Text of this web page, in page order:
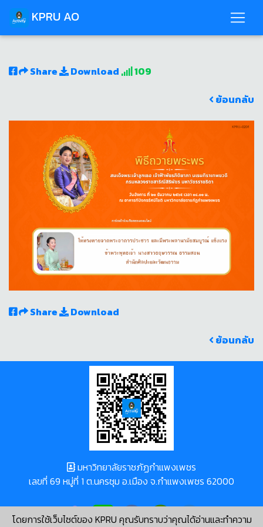
KPRU AO
Share Download
109
ย้อนกลับ
Share
Download
ย้อนกลับ
โดยการใช้เว็บไซต์ของ KPRU คุณรับทราบว่าคุณได้อ่านและทำความ
มหาวิทยาลัยราชภัฏกำแพงเพชร
เลขที่ 69 หมู่ที่ 1 ต.นครชุม อ.เมือง จ.กำแพงเพชร 62000